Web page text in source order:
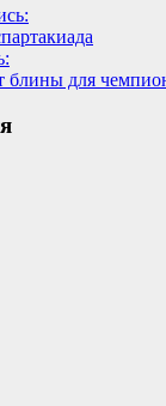
блины для